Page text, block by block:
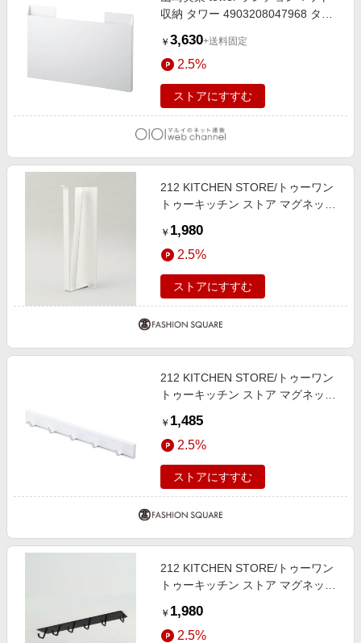
収納 タワー 4903208047968 タワ
￥ 3,630+送料固定
2.5%
ストアにすすむ
212 KITCHEN STORE/トゥーワン
トゥーキッチン ストア マグネット
プ L WH 山崎実業 ＜tower タワー
＞ その他 00(FREE)
￥ 1,980
2.5%
ストアにすすむ
212 KITCHEN STORE/トゥーワン
トゥーキッチン ストア マグネット
山崎実業 ＜tower タワー＞ ホワイ
ト(879) 00(FREE)
￥ 1,485
2.5%
ストアにすすむ
212 KITCHEN STORE/トゥーワン
トゥーキッチン ストア マグネット
実業 ＜tower タワー＞ その他
00(FREE)
￥ 1,980
2.5%